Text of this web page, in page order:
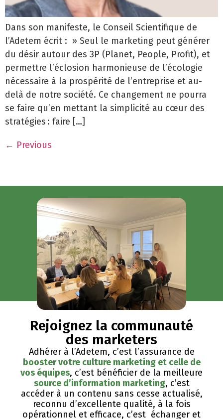
Dans son manifeste, le Conseil Scientifique de
l’Adetem écrit : » Seul le marketing peut générer
du désir autour des 3P (Planet, People, Profit), et
permettre l’éclosion harmonieuse de l’écologie
nécessaire à la prospérité de l’entreprise et au-
delà de notre société. Ce changement ne pourra
se faire qu’en mettant la simplicité au cœur des
stratégies : faire […]
← Previous
Rejoignez la communauté
des marketers
Adhérer à l’Adetem, c’est l’assurance de
booster votre culture marketing et celle de
vos équipes, c’est bénéficier de la meilleure
source d’information marketing, c’est
accéder à un contenu sans cesse actualisé,
reconnu d’excellente qualité, ​à la fois
opérationnel et efficace, c’est échanger et